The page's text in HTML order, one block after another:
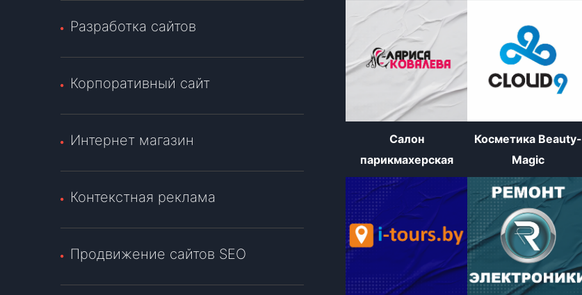
Разработка сайтов
Корпоративный сайт
Интернет магазин
Контекстная реклама
Продвижение сайтов SEO
Салон
парикмахерская
Косметика Beauty-
Magic